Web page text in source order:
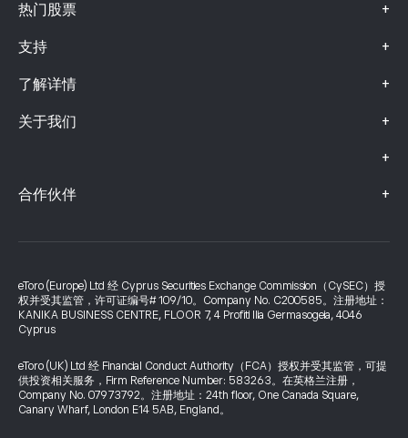
热门股票 +
支持 +
了解详情 +
关于我们 +
+
合作伙伴 +
eToro (Europe) Ltd 经 Cyprus Securities Exchange Commission（CySEC）授
权并受其监管，许可证编号# 109/10。Company No. C200585。注册地址：
KANIKA BUSINESS CENTRE, FLOOR 7, 4 Profiti Ilia Germasogeia, 4046
Cyprus
eToro (UK) Ltd 经 Financial Conduct Authority（FCA）授权并受其监管，可提
供投资相关服务，Firm Reference Number: 583263。在英格兰注册，
Company No. 07973792。注册地址：24th floor, One Canada Square,
Canary Wharf, London E14 5AB, England。